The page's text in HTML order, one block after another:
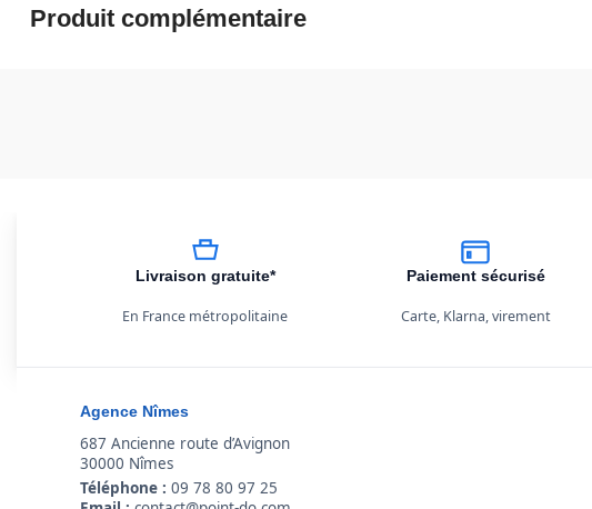
Produit complémentaire
Livraison gratuite*
En France métropolitaine
Paiement sécurisé
Carte, Klarna, virement
Agence Nîmes
687 Ancienne route d’Avignon
30000 Nîmes
Téléphone : 09 78 80 97 25